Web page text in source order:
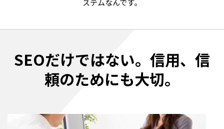
ステムなんです。
SEOだけではない。信用、信
頼のためにも大切。